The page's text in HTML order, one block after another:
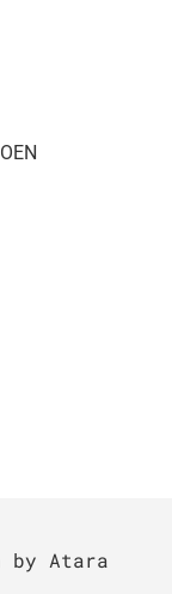
by Atara